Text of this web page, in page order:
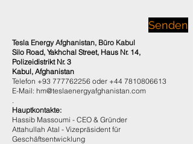
Senden
Tesla Energy Afghanistan, Büro Kabul
Silo Road, Yakhchal Street, Haus Nr. 14,
Polizeidistrikt Nr. 3
Kabul, Afghanistan
Telefon +93 777762256 oder +44 7810806613
E-Mail: hm@teslaenergyafghanistan.com
.
Hauptkontakte:
Hassib Massoumi - CEO & Gründer
Attahullah Atal - Vizepräsident für
Geschäftsentwicklung